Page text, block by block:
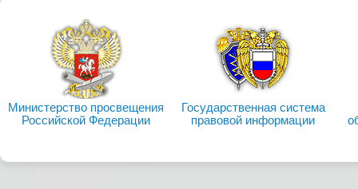
Министерство просвещения
Российской Федерации
Государственная система
правовой информации